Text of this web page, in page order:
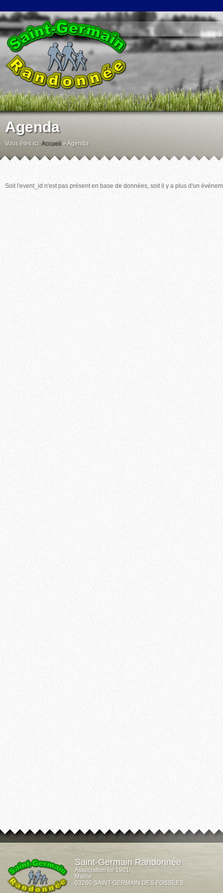
Agenda
Vous êtes ici:Accueil »Agenda
Soit l'event_id n'est pas présent en base de données, soit il y a plus d'un
Saint-Germain Randonnée
Association loi 1901
Mairie
03260 SAINT-GERMAIN DES FOSSÉES